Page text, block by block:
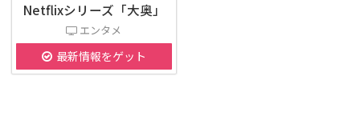
Netflixシリーズ「大奥」
エンタメ
最新情報をゲット